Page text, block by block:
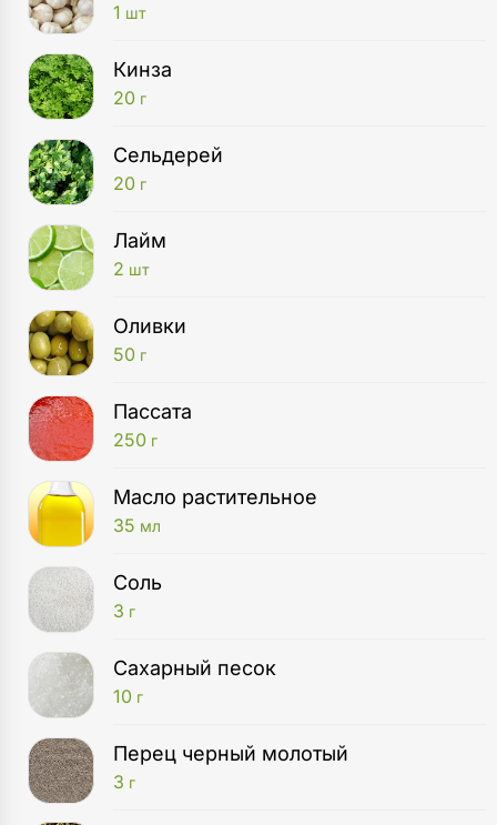
1 шт
Кинза
20 г
Сельдерей
20 г
Лайм
2 шт
Оливки
50 г
Пассата
250 г
Масло растительное
35 мл
Соль
3 г
Сахарный песок
10 г
Перец черный молотый
3 г